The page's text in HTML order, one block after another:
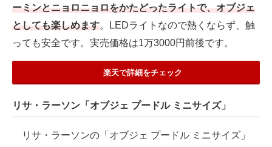
ーミンとニョロニョロをかたどったライトで、オブジェ
としても楽しめます。LEDライトなので熱くならず、触
っても安全です。実売価格は1万3000円前後です。
楽天で詳細をチェック
リサ・ラーソン「オブジェ プードル ミニサイズ」
リサ・ラーソンの「オブジェ プードル ミニサイズ」